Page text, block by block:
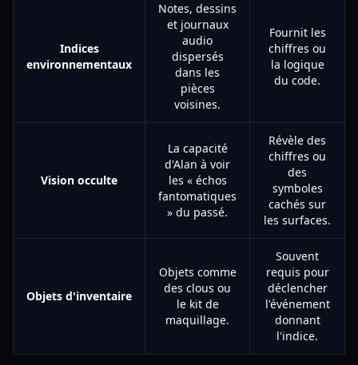
Indices
environnementaux
Notes, dessins
et journaux
audio
dispersés
dans les
pièces
voisines.
Fournit les
chiffres ou
la logique
du code.
Vision occulte
La capacité
d'Alan à voir
les « échos
fantomatiques
» du passé.
Révèle des
chiffres ou
des
symboles
cachés sur
les surfaces.
Objets d'inventaire
Objets comme
des clous ou
le kit de
maquillage.
Souvent
requis pour
déclencher
l'événement
donnant
l'indice.